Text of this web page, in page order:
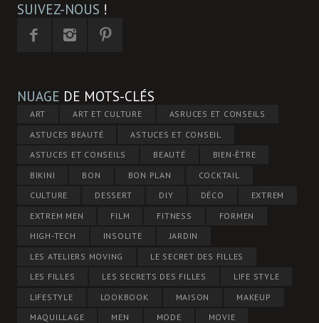
SUIVEZ-NOUS !
NUAGE DE MOTS-CLÉS
ART ART ET CULTURE
ASRUCES ET CONSEILS
ASTUCES BEAUTÉ
ASTUCES ET CONSEIL
ASTUCES ET CONSEILS
BEAUTÉ
BIEN-ÊTRE
BIKINI
BON BON PLAN
COCKTAIL
CULTURE
DESSERT DIY DÉCO
EXTREM
EXTREM MEN
FILM FITNESS
FORMEN
HIGH-TECH
INSOLITE
JARDIN
LES ATELIERS MOVING
LE SECRET DES FILLES
LES FILLES
LES SECRETS DES FILLES
LIFE STYLE
LIFESTYLE
LOOKBOOK MAISON
MAKEUP
MAQUILLAGE
MEN MODE MOVIE